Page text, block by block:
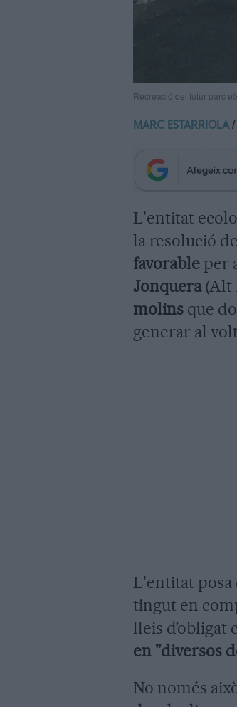
Recreació del futur parc
MARC ESTARRIOLA/
L'entitat
la resolució
favorable per
Jonquera(Alt
molins que
generar al
L'entitat posa
tingut en
lleis
en "diversos
No només